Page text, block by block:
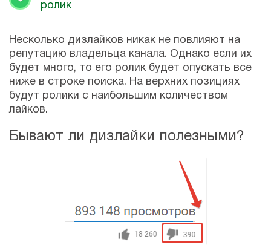
ролик
Несколько дизлайков никак не повлияют на
репутацию владельца канала. Однако если их
будет много, то его ролик будет опускать все
ниже в строке поиска. На верхних позициях
будут ролики с наибольшим количеством
лайков.
Бывают ли дизлайки полезными?